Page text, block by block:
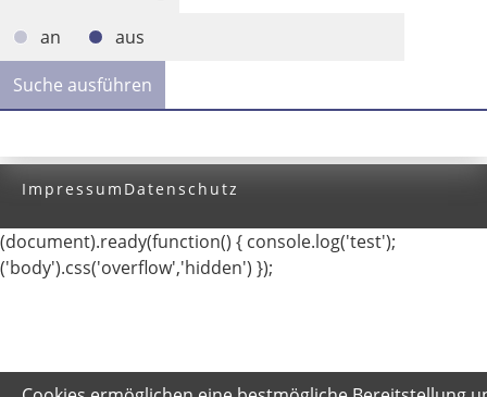
an
aus
Impressum Datenschutz
(document).ready(function() { console.log('test');
('body').css('overflow','hidden') });